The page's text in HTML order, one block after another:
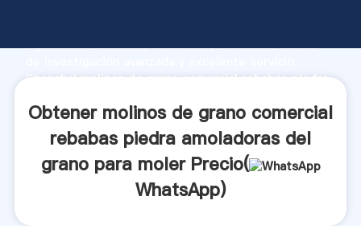
Agarrando fuerte capacidad de producción, fuerza
Shanghai molinos de grano comercial rebabas piedra
valor y aporta valores a todos los clientes.
Obtener molinos de grano comercial
rebabas piedra amoladoras del
grano para moler Precio(
WhatsApp)